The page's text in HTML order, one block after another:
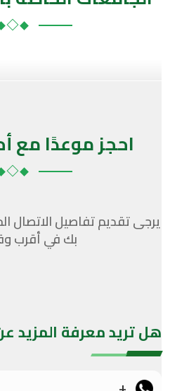
احجز موعدًا مع
يرجى تقديم تفاصيل الاتصال
بك في أقرب
هل تريد معرفة المزيد